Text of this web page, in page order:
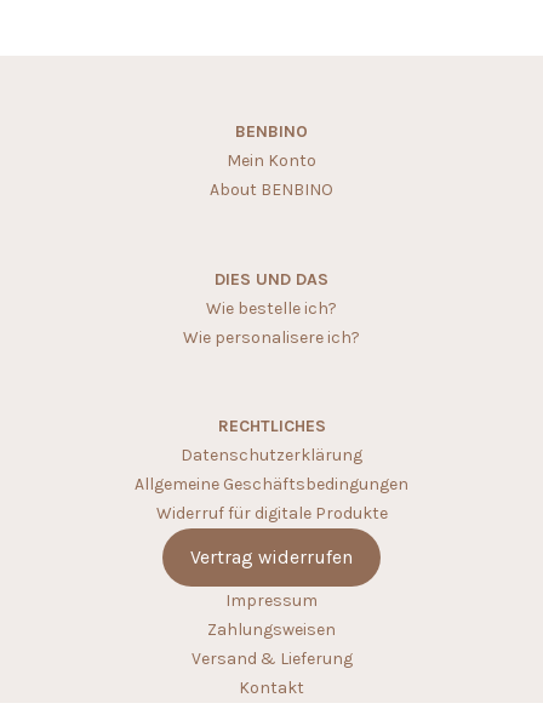
BENBINO
Mein Konto
About BENBINO
DIES UND DAS
Wie bestelle ich?
Wie personalisere ich?
RECHTLICHES
Datenschutzerklärung
Allgemeine Geschäftsbedingungen
Widerruf für digitale Produkte
Vertrag widerrufen
Impressum
Zahlungsweisen
Versand & Lieferung
Kontakt